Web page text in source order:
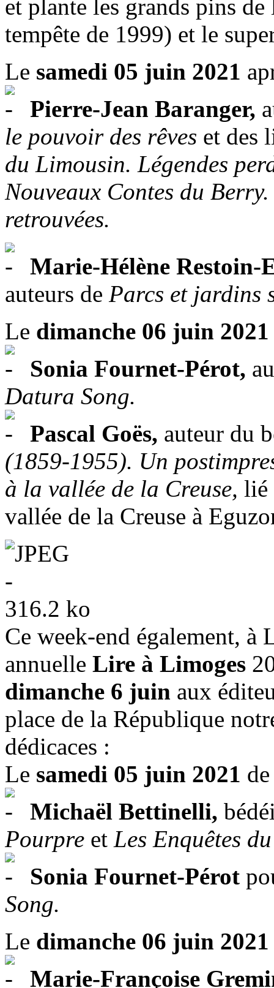
et plante les grands pins
tempête de 1999) et le
Le samedi 05 juin 2021
Pierre-Jean Baranger,
le pouvoir des rêves et des
du Limousin. Légendes
Nouveaux Contes du
retrouvées.
Marie-Hélène
auteurs de Parcs et jardins
Le dimanche 06 juin
Sonia Fournet-Pérot,
Datura Song.
Pascal Goës, auteur du
(1859-1955). Un
à la vallée de la Creuse, lié
vallée de la Creuse à
Ce week-end également, à
annuelle Lire à Limoges
dimanche 6 juin aux
place de la République
dédicaces :
Le samedi 05 juin 2021
Michaël Bettinelli,
Pourpre et Les Enquêtes
Sonia Fournet-Pérot
Song.
Le dimanche 06 juin 2021
Marie-Françoise